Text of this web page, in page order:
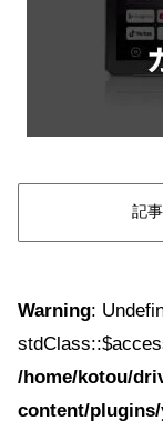
記
Warning: Undefined property:
/home/kotou/
content/